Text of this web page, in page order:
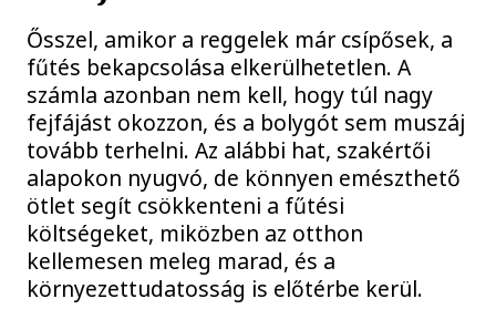
Ősszel, amikor a reggelek már csípősek, a
fűtés bekapcsolása elkerülhetetlen. A
számla azonban nem kell, hogy túl nagy
fejfájást okozzon, és a bolygót sem muszáj
tovább terhelni. Az alábbi hat, szakértői
alapokon nyugvó, de könnyen emészthető
ötlet segít csökkenteni a fűtési
költségeket, miközben az otthon
kellemesen meleg marad, és a
környezettudatosság is előtérbe kerül.